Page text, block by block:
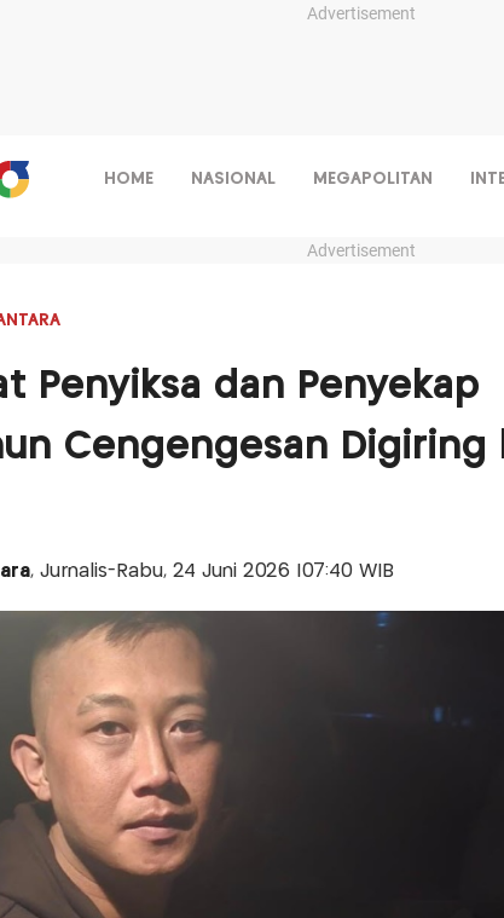
Advertisement
HOME NASIONAL MEGAPOLITAN
Advertisement
Penyiksa dan Penyekap
Cengengesan Digiring
, Jurnalis-Rabu, 24 Juni 2026 |07:40 WIB